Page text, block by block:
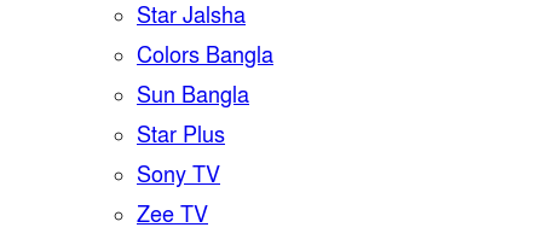
Star Jalsha
Colors Bangla
Sun Bangla
Star Plus
Sony TV
Zee TV